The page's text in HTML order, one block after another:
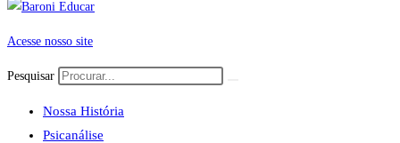
Acesse nosso site
Pesquisar
Nossa História
Psicanálise